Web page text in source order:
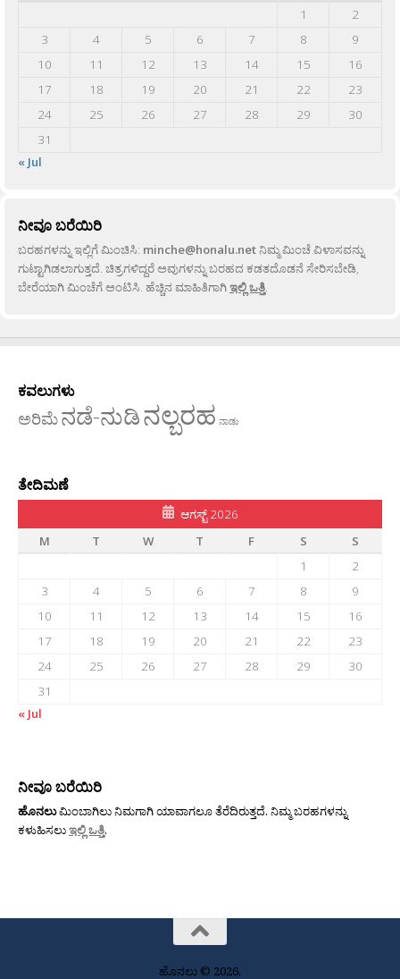
1
2
3
4 5 6 7 8
9
10
11 12 13 14 15
16
17
18 19 20 21 22
23
24
25 26 27 28 29
30
31
« Jul
ನೀವೂ ಬರೆಯಿರಿ
ಬರಹಗಳನ್ನು ಇಲ್ಲಿಗೆ ಮಿಂಚಿಸಿ: minche@honalu.netನಿಮ್ಮ ಮಿಂಚೆ ವಿಳಾಸವನ್ನು
ಗುಟ್ಟಾಗಿಡಲಾಗುತ್ತದೆ. ಚಿತ್ರಗಳಿದ್ದರೆ ಅವುಗಳನ್ನು ಬರಹದ ಕಡತದೊಡನೆ ಸೇರಿಸಬೇಡಿ,
ಬೇರೆಯಾಗಿ ಮಿಂಚೆಗೆ ಅಂಟಿಸಿ. ಹೆಚ್ಚಿನ ಮಾಹಿತಿಗಾಗಿಇಲ್ಲಿ ಒತ್ತಿ.
ಕವಲುಗಳು
ಅರಿಮೆನಡೆ-ನುಡಿನಲ್ಬರಹ ನಾಡು
ತೇದಿಮಣೆ
ಆಗಸ್ಟ್ 2026
M
T W T F S
S
1
2
3
4 5 6 7 8
9
10
11 12 13 14 15
16
17
18 19 20 21 22
23
24
25 26 27 28 29
30
31
« Jul
ನೀವೂ ಬರೆಯಿರಿ
ಹೊನಲುಮಿಂಬಾಗಿಲು ನಿಮಗಾಗಿ ಯಾವಾಗಲೂ ತೆರೆದಿರುತ್ತದೆ. ನಿಮ್ಮ ಬರಹಗಳನ್ನು
ಕಳುಹಿಸಲುಇಲ್ಲಿ ಒತ್ತಿ.
ಹೊನಲು © 2026.